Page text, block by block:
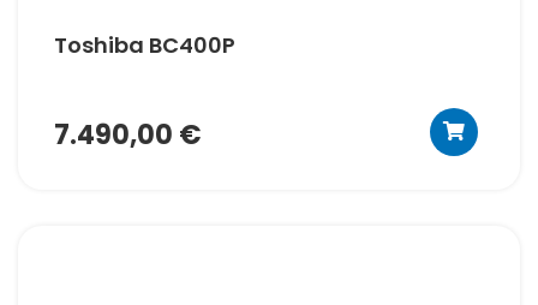
Toshiba BC400P
7.490,00 €